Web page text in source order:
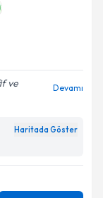
ve
Devamı
Haritada Göster